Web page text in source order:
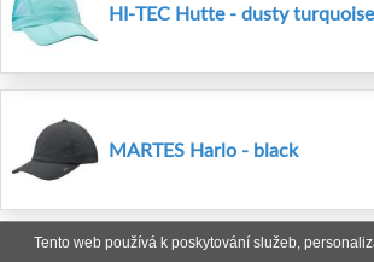
Tento web používá k poskytování služeb,
HI-TEC Hutte - dusty turquoise
MARTES Harlo - black